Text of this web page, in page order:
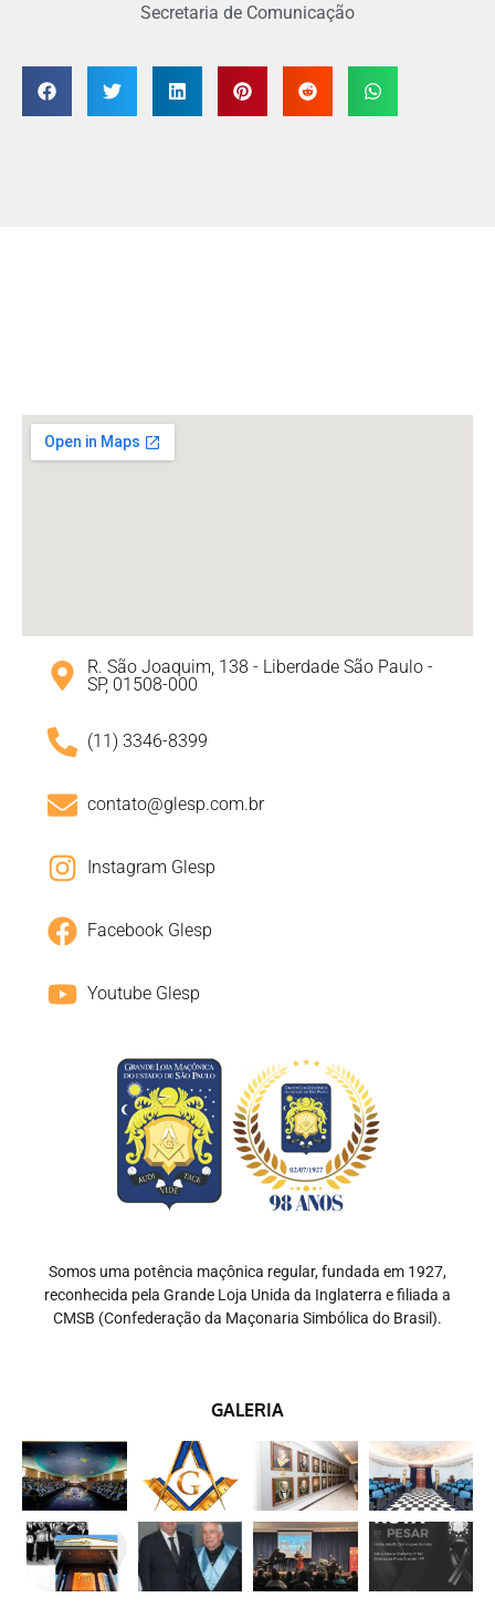
Secretaria de Comunicação
R. São Joaquim, 138 - Liberdade São Paulo -
SP, 01508-000
(11) 3346-8399
contato@glesp.com.br
Instagram Glesp
Facebook Glesp
Youtube Glesp
Somos uma potência maçônica regular, fundada em 1927,
reconhecida pela Grande Loja Unida da Inglaterra e filiada a
CMSB (Confederação da Maçonaria Simbólica do Brasil).
GALERIA